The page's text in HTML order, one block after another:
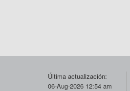
Última actualización:
06-Aug-2026 12:54 am